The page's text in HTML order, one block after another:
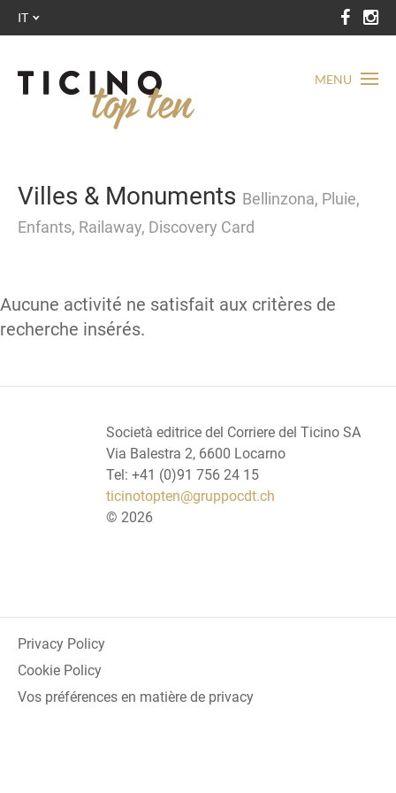
MENU
IT
Villes & Monuments Bellinzona, Pluie,
Enfants, Railaway, Discovery Card
Aucune activité ne satisfait aux critères de
recherche insérés.
Società editrice del Corriere del Ticino SA
Via Balestra 2, 6600 Locarno
Tel: +41 (0)91 756 24 15
ticinotopten@gruppocdt.ch
© 2026
Privacy Policy
Cookie Policy
Vos préférences en matière de privacy